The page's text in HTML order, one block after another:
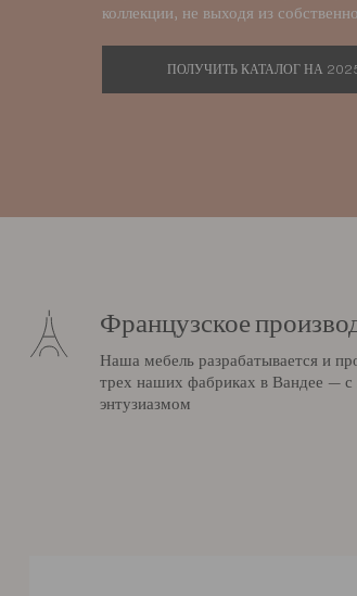
коллекции, не выходя из
ПОЛУЧИТЬ КАТАЛОГ НА
Французское
Наша мебель разрабатывается и
трех наших фабриках в Вандее —
энтузиазмом